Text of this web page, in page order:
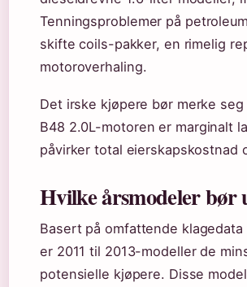
Tenningsproblemer på
skifte coils-pakker, en rimelig
motoroverhaling.
Det irske kjøpere bør merke
B48 2.0L-motoren er marginalt
påvirker total eierskapskostnad
Hvilke årsmodeler bør
Basert på omfattende
er 2011 til 2013-modeller de
potensielle kjøpere. Disse